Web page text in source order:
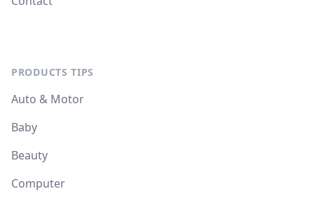
PRODUCTS TIPS
Auto & Motor
Baby
Beauty
Computer